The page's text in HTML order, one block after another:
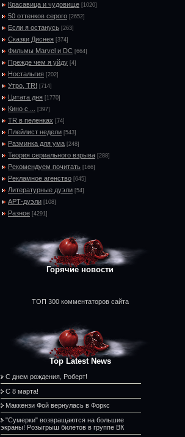
Красавица и чудовище [1020]
50 оттенков серого [2652]
Если я останусь [263]
Сказки Диснея [374]
Фильмы Marvel и DC [664]
Прежде чем я уйду [4]
Ностальгия [202]
Утро, TR! [714]
Цитата дня [1770]
Кино с ... [397]
TR в пеленках [74]
Плейлист недели [543]
Разминка для ума [248]
Теория сериального взрыва [288]
Рекомендуем почитать [166]
Рекламное агенство [645]
Литературные дуэли [54]
АРТ-дуэли [108]
Разное [4291]
Горячие новости
ТОП 300 комментаторов сайта
Top Latest News
С днем рождения, Роберт!
С 8 марта!
Маккензи Фой вернулась в Форкс
"Сумерки" возвращаются на большие
экраны! Розыгрыш билетов в группе ВК